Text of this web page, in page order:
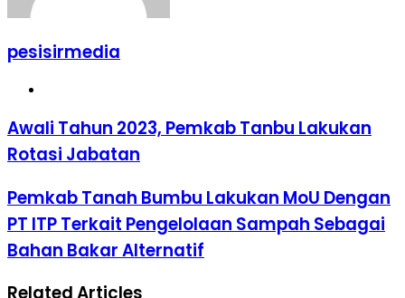
pesisirmedia
Awali Tahun 2023, Pemkab Tanbu Lakukan
Rotasi Jabatan
Pemkab Tanah Bumbu Lakukan MoU Dengan
PT ITP Terkait Pengelolaan Sampah Sebagai
Bahan Bakar Alternatif